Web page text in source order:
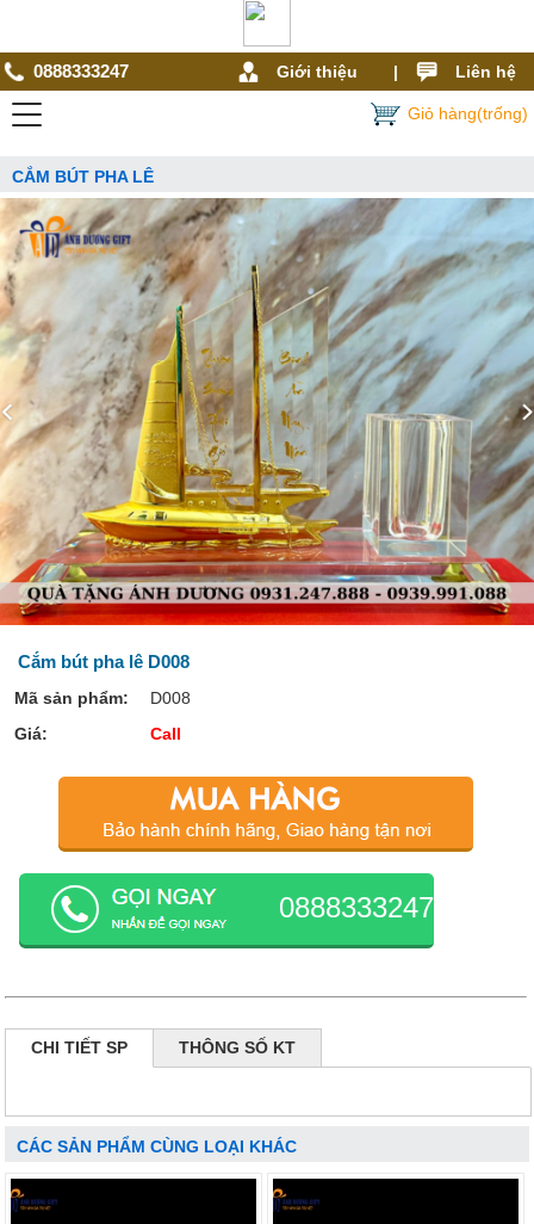
0888333247 Giới thiệu | Liên hệ
Giỏ hàng(trống)
CẮM BÚT PHA LÊ
Cắm bút pha lê D008
Mã sản phẩm:
D008
Giá:
Call
0888333247
CHI TIẾT SP THÔNG SỐ KT
CÁC SẢN PHẨM CÙNG LOẠI KHÁC